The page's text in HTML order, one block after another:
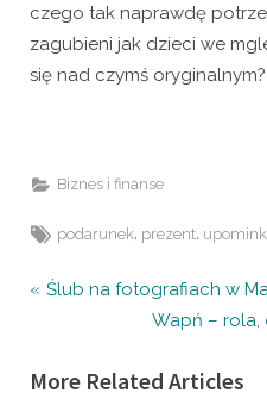
czego tak naprawdę
zagubieni jak dzieci we
się nad czymś oryginalnym?
Biznes i finanse
Tags:
podarunek, prezent,
Nawigacja
P
v
Ślub na fotografiach w
N
x
Wapń – rola,
More Related Articles